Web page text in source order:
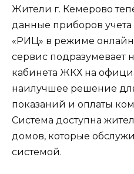
Жители г. Кемерово
данные приборов
«РИЦ» в режиме
сервис подразумевает
кабинета ЖКХ на
наилучшее решение
показаний и оплаты
Система доступна
домов, которые
системой.